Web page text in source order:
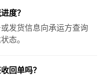
度？
发货信息向承运方查询
态。
回单吗？